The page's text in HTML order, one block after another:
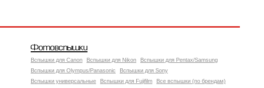
Фотовспышки
Вспышки для Canon Вспышки для Nikon
Вспышки для Pentax/Samsung
Вспышки для Olympus/Panasonic
Вспышки для Sony
Вспышки универсальные
Вспышки для Fujifilm
Все вспышки (по брендам)